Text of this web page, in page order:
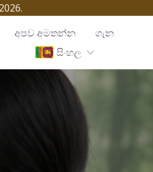
අපව අමතන්න
ගැන
සිංහල